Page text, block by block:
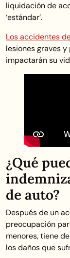
liquidación de
‘estándar’.
Los accidentes
lesiones graves
impactarán su
¿Qué
de auto?
Después de un
preocupación
menores, tiene
los daños que